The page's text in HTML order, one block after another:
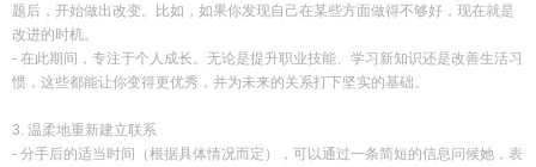
题后，开始做出改变。比如，如果你发现自己在某些方面做得不够好，现在就是
改进的时机。
- 在此期间，专注于个人成长。无论是提升职业技能、学习新知识还是改善生活习
惯，这些都能让你变得更优秀，并为未来的关系打下坚实的基础。
3. 温柔地重新建立联系
- 分手后的适当时间（根据具体情况而定），可以通过一条简短的信息问候她，表